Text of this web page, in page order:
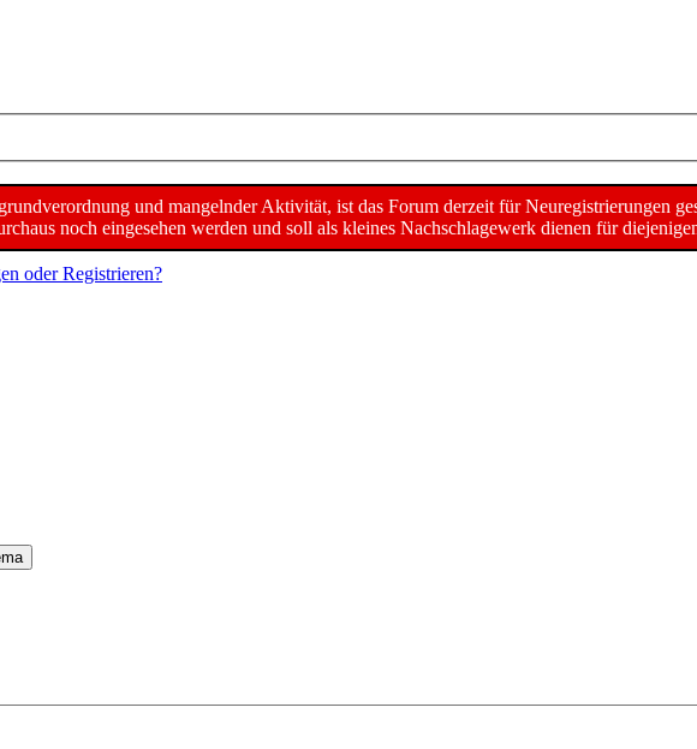
und mangelnder Aktivität, ist das Forum derzeit für Neuregistrierungen
noch eingesehen werden und soll als kleines Nachschlagewerk dienen für
oder Registrieren?